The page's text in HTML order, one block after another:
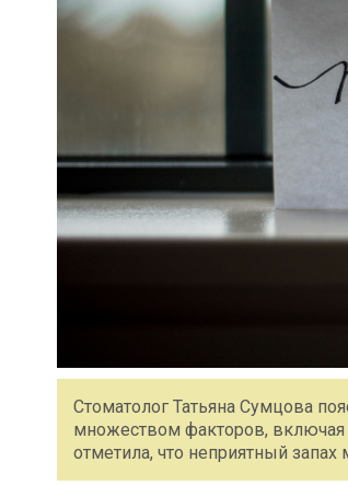
Стоматолог Татьяна Сумцова
множеством факторов, включая
отметила, что неприятный